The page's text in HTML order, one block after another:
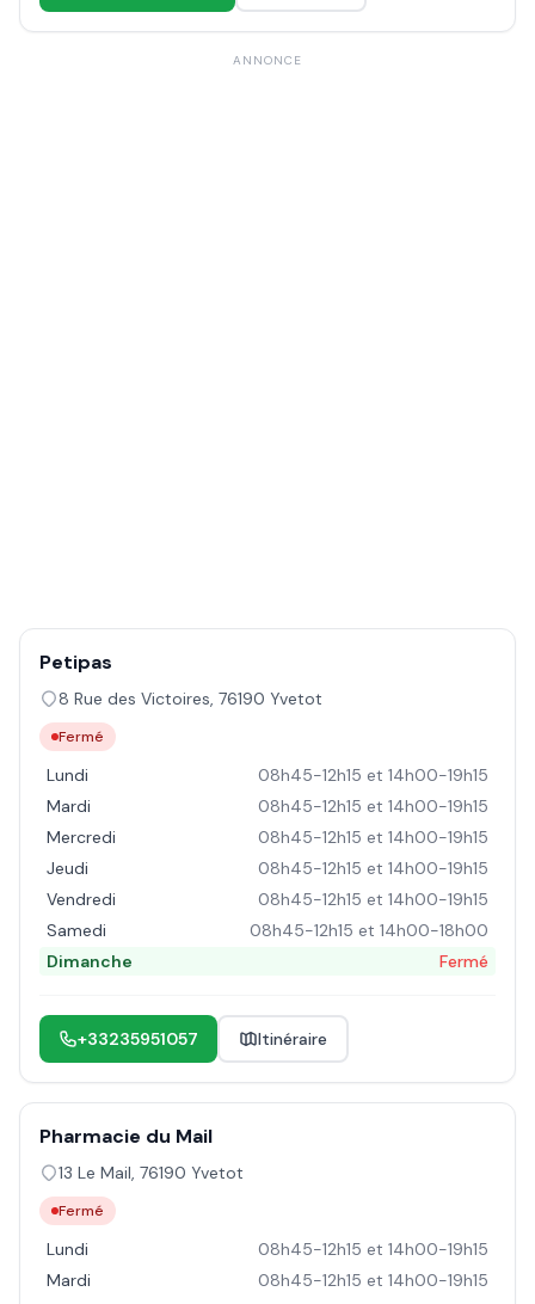
ANNONCE
Petipas
8 Rue des Victoires, 76190 Yvetot
Fermé
Lundi
08h45-12h15 et 14h00-19h15
Mardi
08h45-12h15 et 14h00-19h15
Mercredi
08h45-12h15 et 14h00-19h15
Jeudi
08h45-12h15 et 14h00-19h15
Vendredi
08h45-12h15 et 14h00-19h15
Samedi
08h45-12h15 et 14h00-18h00
Dimanche
Fermé
+33235951057 Itinéraire
Pharmacie du Mail
13 Le Mail, 76190 Yvetot
Fermé
Lundi
08h45-12h15 et 14h00-19h15
Mardi
08h45-12h15 et 14h00-19h15